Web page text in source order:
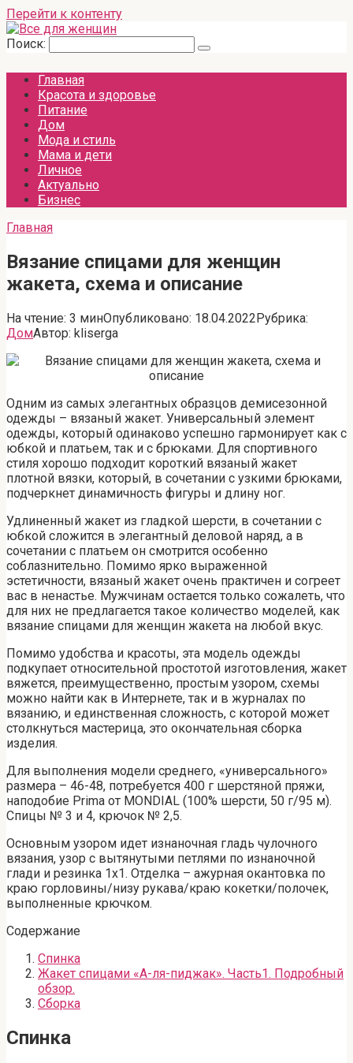
Перейти к контенту
Поиск:
Главная
Красота и здоровье
Питание
Дом
Мода и стиль
Мама и дети
Личное
Актуально
Бизнес
Главная
Вязание спицами для женщин
жакета, схема и описание
На чтение: 3 минОпубликовано: 18.04.2022Рубрика:
ДомАвтор: kliserga
Одним из самых элегантных образцов демисезонной
одежды – вязаный жакет. Универсальный элемент
одежды, который одинаково успешно гармонирует как с
юбкой и платьем, так и с брюками. Для спортивного
стиля хорошо подходит короткий вязаный жакет
плотной вязки, который, в сочетании с узкими брюками,
подчеркнет динамичность фигуры и длину ног.
Удлиненный жакет из гладкой шерсти, в сочетании с
юбкой сложится в элегантный деловой наряд, а в
сочетании с платьем он смотрится особенно
соблазнительно. Помимо ярко выраженной
эстетичности, вязаный жакет очень практичен и согреет
вас в ненастье. Мужчинам остается только сожалеть, что
для них не предлагается такое количество моделей, как
вязание спицами для женщин жакета на любой вкус.
Помимо удобства и красоты, эта модель одежды
подкупает относительной простотой изготовления, жакет
вяжется, преимущественно, простым узором, схемы
можно найти как в Интернете, так и в журналах по
вязанию, и единственная сложность, с которой может
столкнуться мастерица, это окончательная сборка
изделия.
Для выполнения модели среднего, «универсального»
размера – 46-48, потребуется 400 г шерстяной пряжи,
наподобие Prima от MONDIAL (100% шерсти, 50 г/95 м).
Спицы № 3 и 4, крючок № 2,5.
Основным узором идет изнаночная гладь чулочного
вязания, узор с вытянутыми петлями по изнаночной
глади и резинка 1х1. Отделка – ажурная окантовка по
краю горловины/низу рукава/краю кокетки/полочек,
выполненные крючком.
Содержание
Спинка
Жакет спицами «А-ля-пиджак». Часть1. Подробный
обзор.
Сборка
Спинка